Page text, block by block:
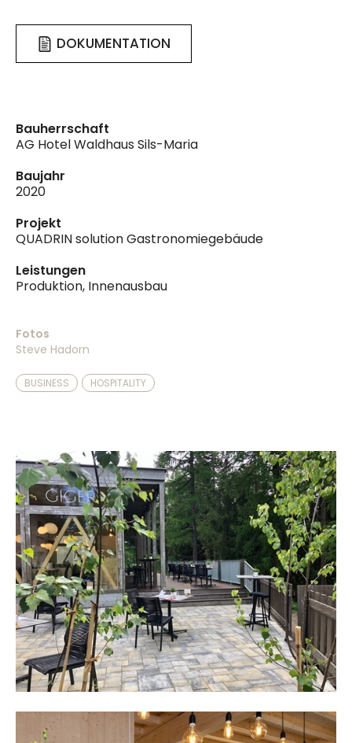
Bauherrschaft
AG Hotel Waldhaus Sils-Maria
Baujahr
2020
Projekt
QUADRIN solution Gastronomiegebäude
Leistungen
Produktion, Innenausbau
Fotos
Steve Hadorn
BUSINESS HOSPITALITY
DOKUMENTATION